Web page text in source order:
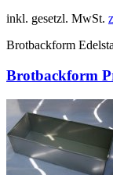
inkl. gesetzl. MwSt.
Brotbackform
Brotbackform